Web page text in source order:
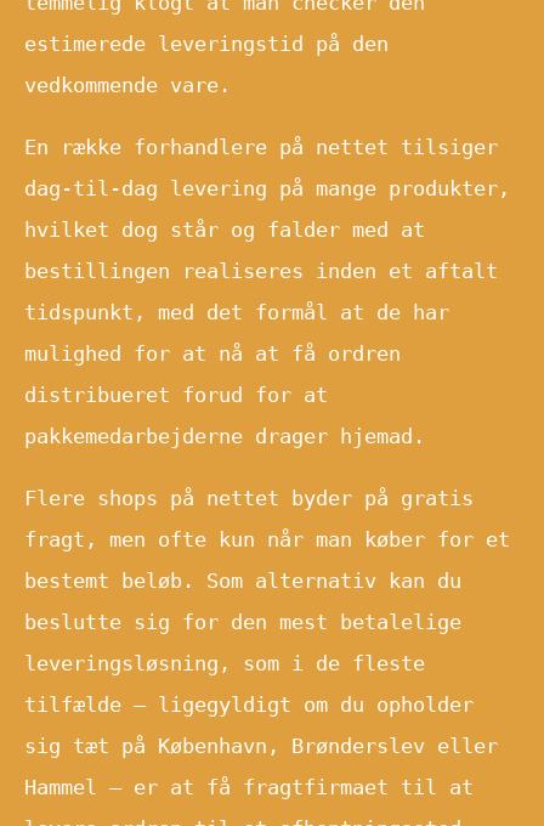
estimerede leveringstid på den
vedkommende vare.
En række forhandlere på nettet tilsiger
dag-til-dag levering på mange produkter,
hvilket dog står og falder med at
bestillingen realiseres inden et aftalt
tidspunkt, med det formål at de har
mulighed for at nå at få ordren
distribueret forud for at
pakkemedarbejderne drager hjemad.
Flere shops på nettet byder på gratis
fragt, men ofte kun når man køber for et
bestemt beløb. Som alternativ kan du
beslutte sig for den mest betalelige
leveringsløsning, som i de fleste
tilfælde – ligegyldigt om du opholder
sig tæt på København, Brønderslev eller
Hammel – er at få fragtfirmaet til at